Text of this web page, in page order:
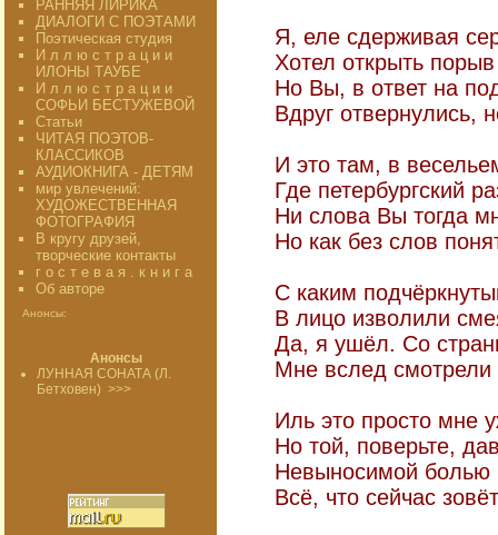
РАННЯЯ ЛИРИКА
ДИАЛОГИ С ПОЭТАМИ
Поэтическая студия
И л л ю с т р а ц и и
ИЛОНЫ ТАУБЕ
И л л ю с т р а ц и и
СОФЬИ БЕСТУЖЕВОЙ
Статьи
ЧИТАЯ ПОЭТОВ-
КЛАССИКОВ
АУДИОКНИГА - ДЕТЯМ
мир увлечений:
ХУДОЖЕСТВЕННАЯ
ФОТОГРАФИЯ
В кругу друзей,
творческие контакты
г о с т е в а я . к н и г а
Об авторе
Анонсы:
Анонсы
ЛУННАЯ СОНАТА (Л.
Бетховен) >>>
Я, еле сдерживая
Хотел открыть
Но Вы, в ответ на
Вдруг отвернулись,
И это там, в
Где петербургский
Ни слова Вы тогда
Но как без слов
С каким
В лицо изволили
Да, я ушёл. Со
Мне вслед
Иль это просто мне
Но той, поверьте,
Невыносимой болью
Всё, что сейчас